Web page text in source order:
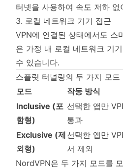
터넷을 사용하여 속도 저하
3. 로컬 네트워크 기기 접근
VPN에 연결된 상태에서도 스
은 가정 내 로컬 네트워크 기
수 있습니다.
스플릿 터널링의 두 가지 모드
모드
작동 방식
Inclusive (포
함형)
선택한 앱만
통과
Exclusive (제
외형)
선택한 앱만
서 제외
NordVPN은 두 가지 모드를